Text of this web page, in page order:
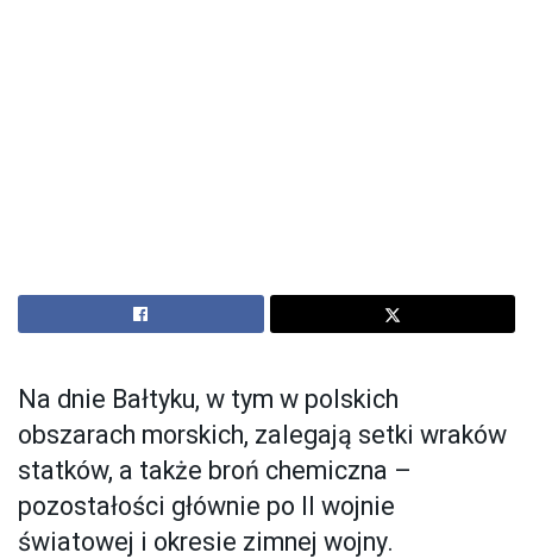
Na dnie Bałtyku, w tym w polskich
obszarach morskich, zalegają setki wraków
statków, a także broń chemiczna –
pozostałości głównie po II wojnie
światowej i okresie zimnej wojny.